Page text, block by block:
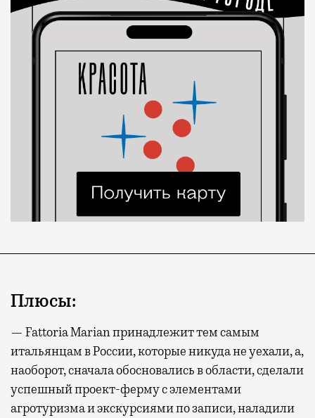
Плюсы:
— Fattoria Marian принадлежит тем самым
итальянцам в России, которые никуда не уехали, а,
наоборот, сначала обосновались в области, сделали
успешный проект-ферму с элементами
агротуризма и экскурсиями по записи, наладили